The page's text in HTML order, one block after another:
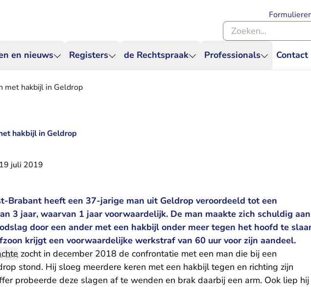
en nieuws Registers de Rechtspraak Professionals Contact
Zoeken binnen de
met hakbijl in Geldrop
hakbijl in Geldrop
19 juli 2019
Brabant heeft een 37-jarige man uit Geldrop veroordeeld tot een
3 jaar, waarvan 1 jaar voorwaardelijk. De man maakte zich schuldig aan
door een ander met een hakbijl onder meer tegen het hoofd te
krijgt een voorwaardelijke werkstraf van 60 uur voor zijn aandeel.
zocht in december 2018 de confrontatie met een man die bij een
stond. Hij sloeg meerdere keren met een hakbijl tegen en richting zijn
probeerde deze slagen af te wenden en brak daarbij een arm. Ook liep hij